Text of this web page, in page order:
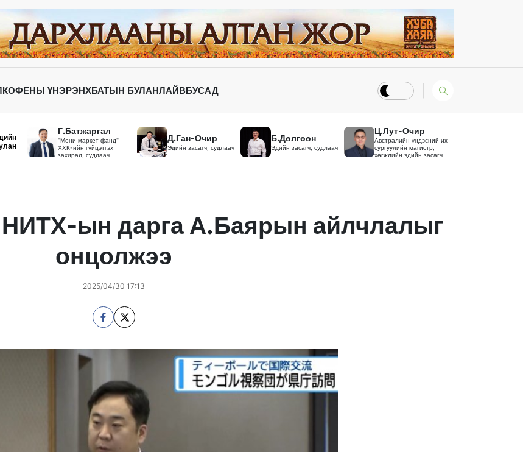
КОФЕНЫ ҮНЭРЭНХБАТЫН БУЛАНЛАЙВБУСАД
Г.Батжаргал
"Мони маркет фанд"
ХХК-ийн гүйцэтгэх
захирал, судлаач
Д.Ган-Очир
Эдийн засагч, судлаач
Б.Дөлгөөн
Эдийн засагч, судлаач
Ц.Лут-Очир
Австралийн үндэсний их
сургуулийн магистр,
хөгжлийн эдийн засагч
ын дарга А.Баярын айлчлалыг
онцолжээ
2025/04/30 17:13